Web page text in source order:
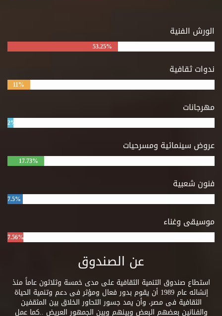
الورش الفنية
53.25%
ندوات ثقافية
11%
مهرجانات
2%
عروض سينمائية ومسرحيات
17.73%
فنون شعبية
7.5%
موسيقى وغناء
7.56%
عن الصندوق
استطاع صندوق التنمية الثقافية على مدى خمسة وثلاثون عاماً منذ
إنشائه عام 1989 أن يقوم بدور فعال ومؤثر فى دعم وتنمية الحياة
الثقافية فى مصر، وأن يمد جسور التحاور الخلاق بين المثقفين
والفنانين بعضهم البعض وبينهم وبين الجمهور العريض ..كما عمل